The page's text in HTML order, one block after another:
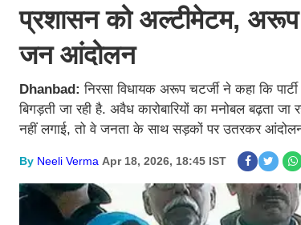
प्रशासन को अल्टीमेटम, अरूप
जन आंदोलन
Dhanbad:निरसा विधायक अरूप चटर्जी ने कहा कि
बिगड़ती जा रही है. अवैध कारोबारियों का मनोबल बढ़ता
नहीं लगाई, तो वे जनता के साथ सड़कों पर उतरकर
By Neeli Verma Apr 18, 2026, 18:45 IST